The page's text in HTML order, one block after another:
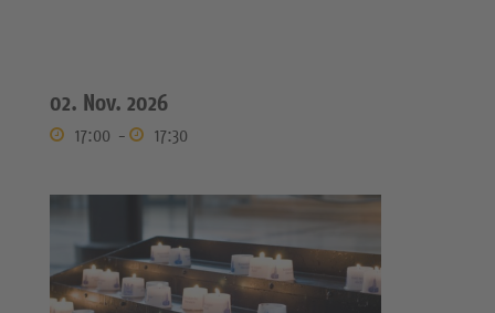
02. Nov. 2026
17:00 - 17:30